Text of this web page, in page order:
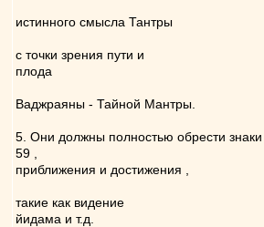
истинного смысла Тантры
с точки зрения пути и
плода
Ваджраяны - Тайной Мантры.
5. Они должны полностью обрести знаки
59 ,
приближения и достижения ,
такие как видение
йидама и т.д.